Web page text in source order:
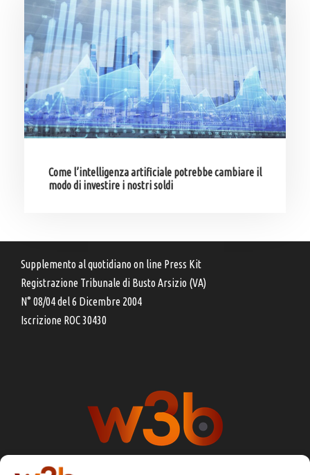
Come l’intelligenza artificiale potrebbe cambiare il
modo di investire i nostri soldi
Supplemento al quotidiano on line Press Kit
Registrazione Tribunale di Busto Arsizio (VA)
N° 08/04 del 6 Dicembre 2004
Iscrizione ROC 30430